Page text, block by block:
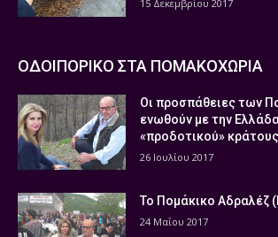
15 Δεκεμβρίου 2017
ΟΔΟΙΠΟΡΙΚΟ ΣΤΑ ΠΟΜΑΚΟΧΩΡΙΑ
Οι προσπάθειες των
ενωθούν με την
«προδοτικού» κράτους
26 Ιουλίου 2017
Το Πομάκικο Αδραλέζ
24 Μαΐου 2017